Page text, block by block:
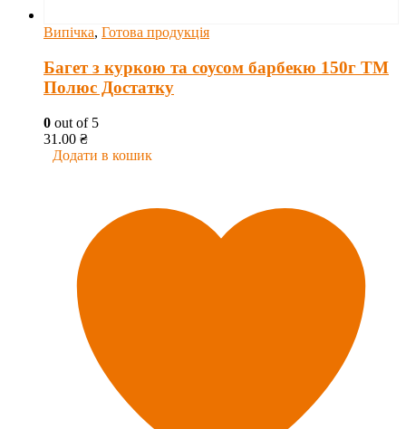
Випічка, Готова продукція
Багет з куркою та соусом барбекю 150г ТМ
Полюс Достатку
0 out of 5
31.00 ₴
Додати в кошик